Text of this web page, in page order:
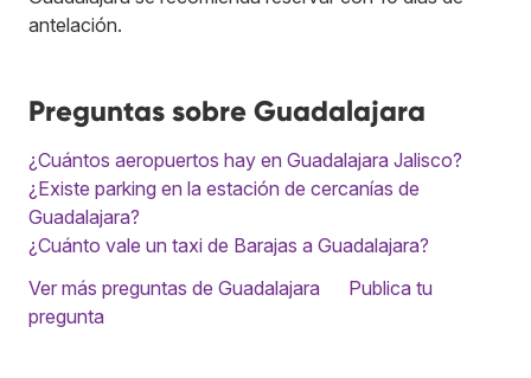
antelación.
Preguntas sobre Guadalajara
¿Cuántos aeropuertos hay en Guadalajara Jalisco?
¿Existe parking en la estación de cercanías de
Guadalajara?
¿Cuánto vale un taxi de Barajas a Guadalajara?
Ver más preguntas de Guadalajara
Publica tu
pregunta